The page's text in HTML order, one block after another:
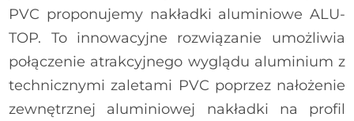
PVC proponujemy nakładki aluminiowe ALU-
TOP. To innowacyjne rozwiązanie umożliwia
połączenie atrakcyjnego wyglądu aluminium z
technicznymi zaletami PVC poprzez nałożenie
zewnętrznej aluminiowej nakładki na profil